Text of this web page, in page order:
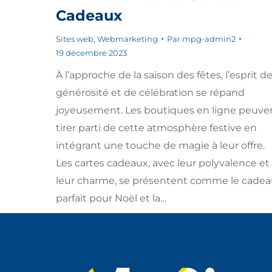
Cadeaux
Sites web, Webmarketing Par mpg-admin2
19 décembre 2023
À l’approche de la saison des fêtes, l’esprit de
générosité et de célébration se répand
joyeusement. Les boutiques en ligne
tirer parti de cette atmosphère festive en
intégrant une touche de magie à leur offre.
Les cartes cadeaux, avec leur polyvalence et
leur charme, se présentent comme le
parfait pour Noël et la…